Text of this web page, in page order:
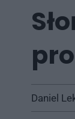
Daniel